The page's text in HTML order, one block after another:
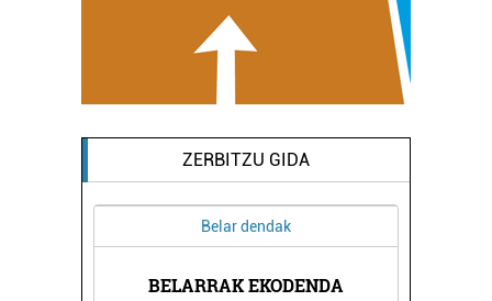
ZERBITZU GIDA
Belar dendak
BELARRAK EKODENDA